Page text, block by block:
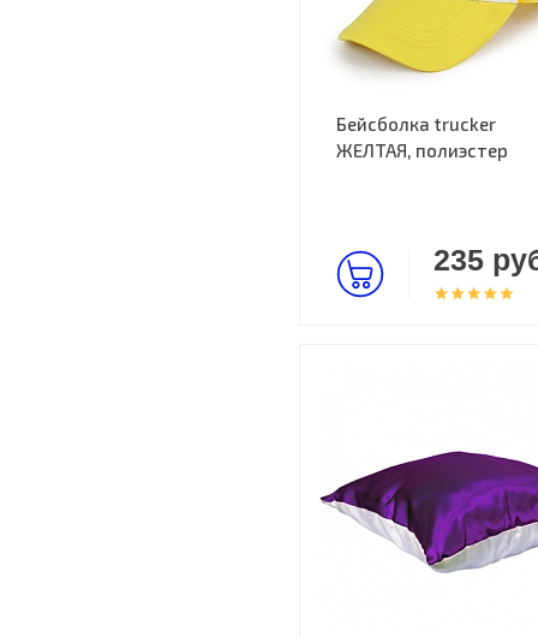
Бейсболка trucker
ЖЕЛТАЯ, полиэстер
235